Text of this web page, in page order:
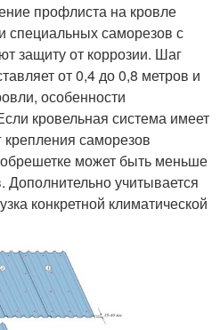
профлиста на кровле
специальных саморезов с
защиту от коррозии. Шаг
от 0,4 до 0,8 метров и
особенности
кровельная система имеет
саморезов
может быть меньше
Дополнительно учитывается
конкретной климатической